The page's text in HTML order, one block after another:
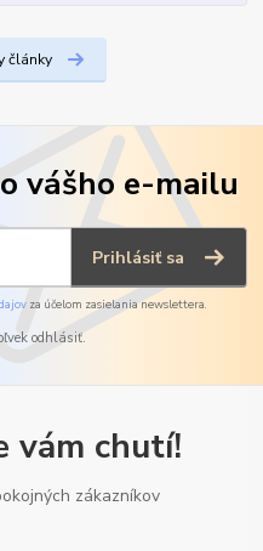
články
vášho e-mailu
Prihlásiť sa
za účelom zasielania newslettera.
odhlásiť.
vám chutí!
zákazníkov